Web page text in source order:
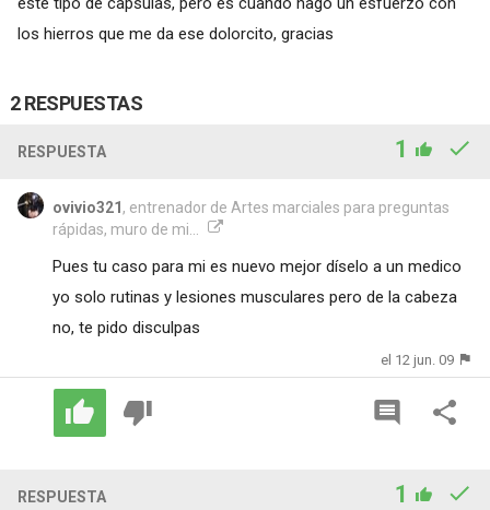
los hierros que me da ese dolorcito, gracias
2 RESPUESTAS
RESPUESTA 1
ovivio321 , entrenador de Artes marciales para preguntas
rápidas, muro de mi...
Pues tu caso para mi es nuevo mejor díselo a un medico
yo solo rutinas y lesiones musculares pero de la cabeza
no, te pido disculpas
el 12 jun. 09
RESPUESTA 1